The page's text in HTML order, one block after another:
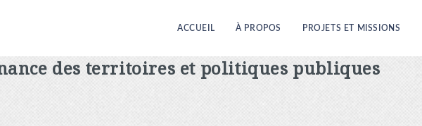
ACCUEIL À PROPOS PROJETS ET MISSIONS
des territoires et politiques publiques